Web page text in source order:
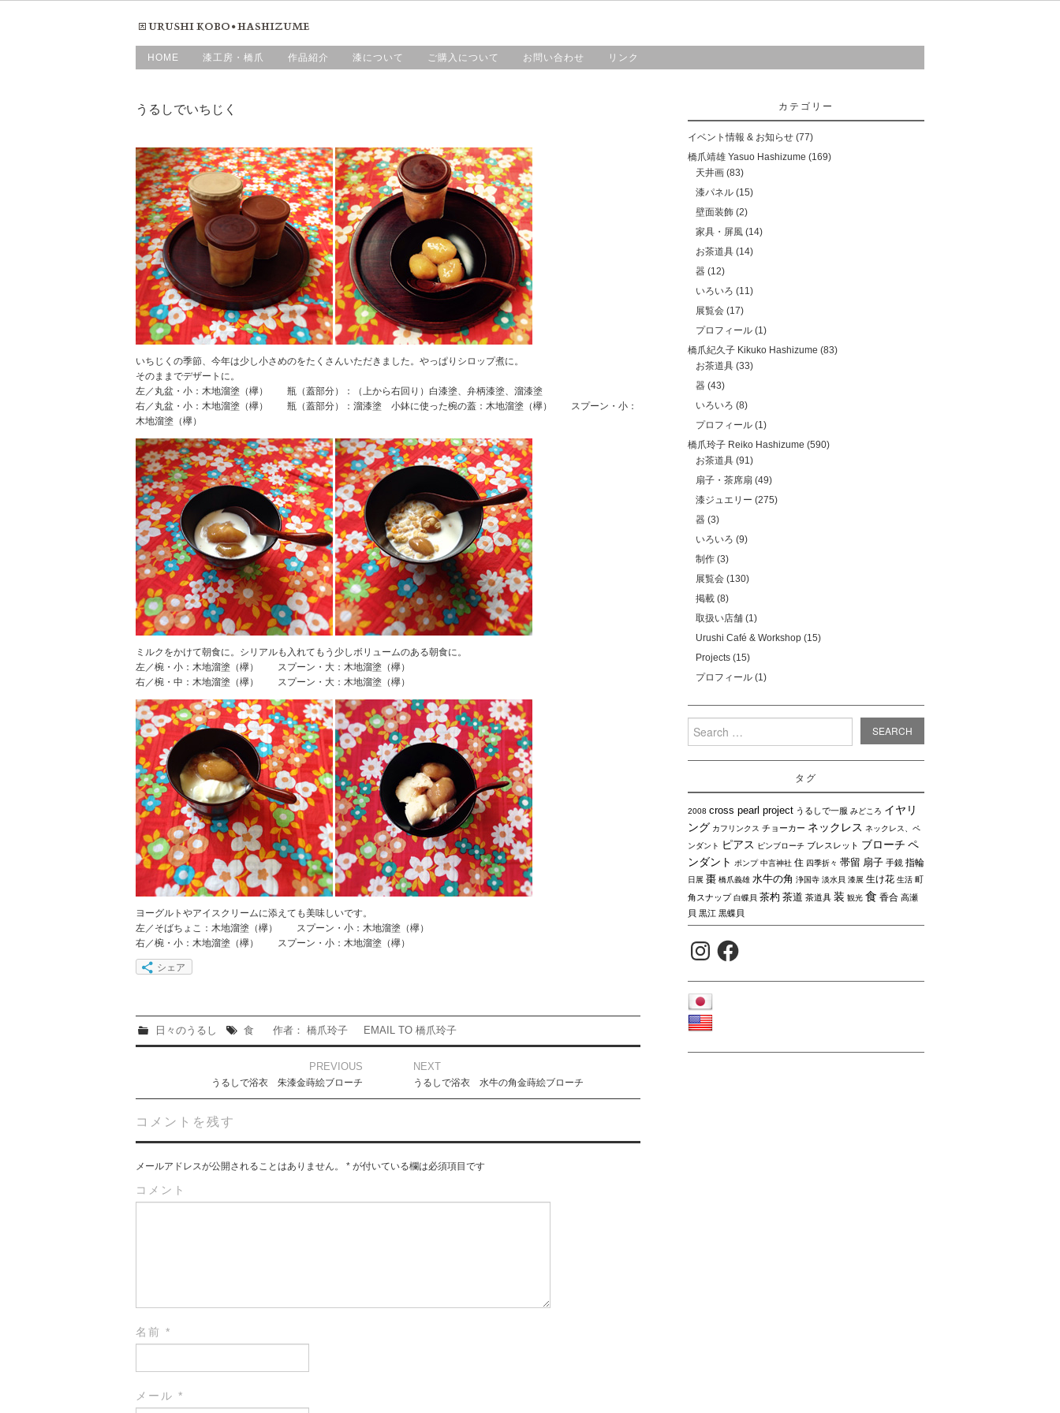
HOME 漆工房・橋爪 作品紹介 漆について ご購入について お問い合わせ リンク
うるしでいちじく
いちじくの季節、今年は少し小さめのをたくさんいただきました。やっぱりシロップ煮に。
そのままでデザートに。
左／丸盆・小：木地溜塗（欅） 瓶（蓋部分）：（上から右回り）白漆塗、弁柄漆塗、溜漆塗
右／丸盆・小：木地溜塗（欅） 瓶（蓋部分）：溜漆塗 小鉢に使った椀の蓋：木地溜塗（欅） スプーン・小：
木地溜塗（欅）
ミルクをかけて朝食に。シリアルも入れてもう少しボリュームのある朝食に。
左／椀・小：木地溜塗（欅） スプーン・大：木地溜塗（欅）
右／椀・中：木地溜塗（欅） スプーン・大：木地溜塗（欅）
ヨーグルトやアイスクリームに添えても美味しいです。
左／そばちょこ：木地溜塗（欅） スプーン・小：木地溜塗（欅）
右／椀・小：木地溜塗（欅） スプーン・小：木地溜塗（欅）
シェア
日々のうるし 食 作者： 橋爪玲子 EMAIL TO 橋爪玲子
PREVIOUS
うるしで浴衣 朱漆金蒔絵ブローチ
NEXT
うるしで浴衣 水牛の角金蒔絵ブローチ
コメントを残す
メールアドレスが公開されることはありません。 * が付いている欄は必須項目です
コメント
名前 *
メール *
カテゴリー
イベント情報 & お知らせ (77)
橋爪靖雄 Yasuo Hashizume (169)
天井画 (83)
漆パネル (15)
壁面装飾 (2)
家具・屏風 (14)
お茶道具 (14)
器 (12)
いろいろ (11)
展覧会 (17)
プロフィール (1)
橋爪紀久子 Kikuko Hashizume (83)
お茶道具 (33)
器 (43)
いろいろ (8)
プロフィール (1)
橋爪玲子 Reiko Hashizume (590)
お茶道具 (91)
扇子・茶席扇 (49)
漆ジュエリー (275)
器 (3)
いろいろ (9)
制作 (3)
展覧会 (130)
掲載 (8)
取扱い店舗 (1)
Urushi Café & Workshop (15)
Projects (15)
プロフィール (1)
for:
タグ
2008 cross pearl project うるしで一服 みどころ イヤリ
ング カフリンクス チョーカー ネックレス ネックレス、ペ
ンダント
ピアス ピンブローチ ブレスレット ブローチ ペ
ンダント
ポンプ 中言神社 住 四季折々 帯留 扇子 手鏡 指輪
日展 棗 橋爪義雄 水牛の角 浄国寺 淡水貝 漆展 生け花 生活 町
角スナップ 白蝶貝 茶杓 茶道 茶道具 装 観光 食 香合 高瀬
貝 黒江 黒蝶貝
InstagramFacebook